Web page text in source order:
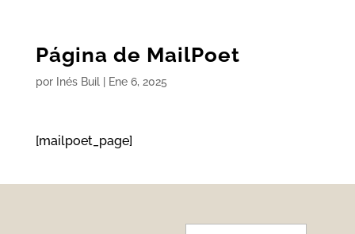
Página de MailPoet
por Inés Buil| Ene 6, 2025
[mailpoet_page]